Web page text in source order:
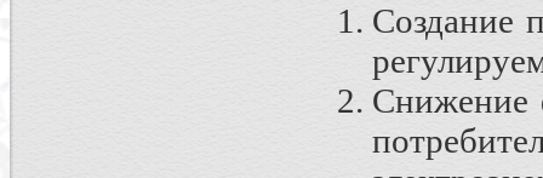
Создание
Снижение